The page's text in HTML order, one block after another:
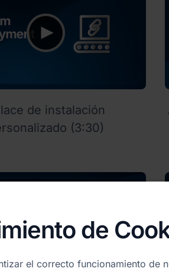
de instalación
(3:30)
de
el correcto funcionamiento de